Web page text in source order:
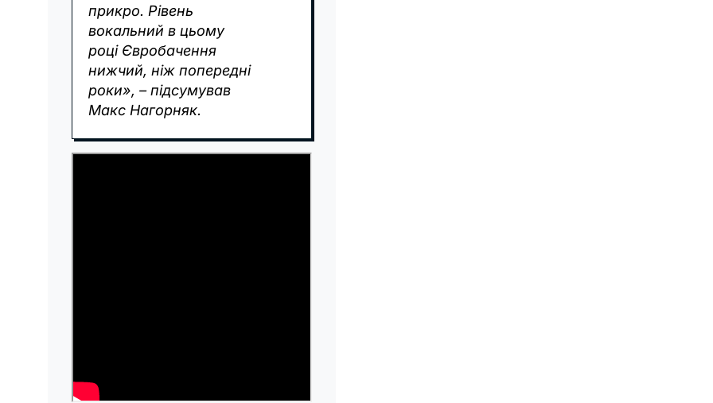
прикро. Рівень
вокальний в цьому
році Євробачення
нижчий, ніж попередні
роки», – підсумував
Макс Нагорняк.